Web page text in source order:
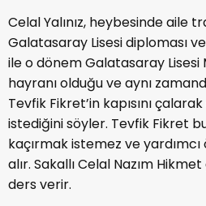
Celal Yalınız, heybesinde aile
Galatasaray Lisesi diploması
ile o dönem Galatasaray
hayranı olduğu ve aynı
Tevfik Fikret’in kapısını
istediğini söyler. Tevfik Fikret
kaçırmak istemez ve
alır. Sakallı Celal Nazım
ders verir.